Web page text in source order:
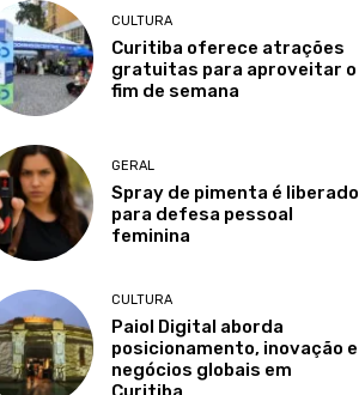
CULTURA
Curitiba oferece atrações
gratuitas para aproveitar o
fim de semana
GERAL
Spray de pimenta é liberado
para defesa pessoal
feminina
CULTURA
Paiol Digital aborda
posicionamento, inovação e
negócios globais em